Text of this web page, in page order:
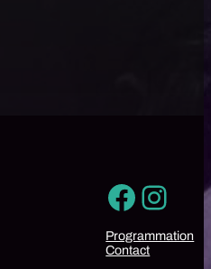
Programmation
Contact